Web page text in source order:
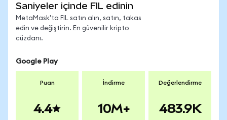
Saniyeler içinde FIL edinin
MetaMask'ta FIL satın alın, satın, takas
edin ve değiştirin. En güvenilir kripto
cüzdanı.
Google Play
Puan
4.4
İndirme
10M+
Değerlendirme
483.9K